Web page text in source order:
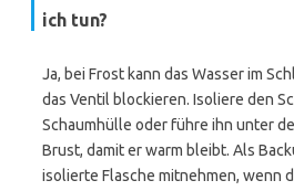
ich tun?
Ja, bei Frost kann das Wasser im
das Ventil blockieren. Isoliere den
Schaumhülle oder führe ihn unter
Brust, damit er warm bleibt. Als
isolierte Flasche mitnehmen, wenn